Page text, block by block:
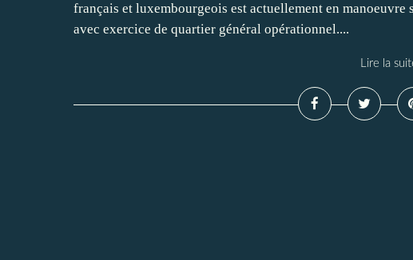
français et luxembourgeois est actuellement en
avec exercice de quartier général opérationnel....
Lire la